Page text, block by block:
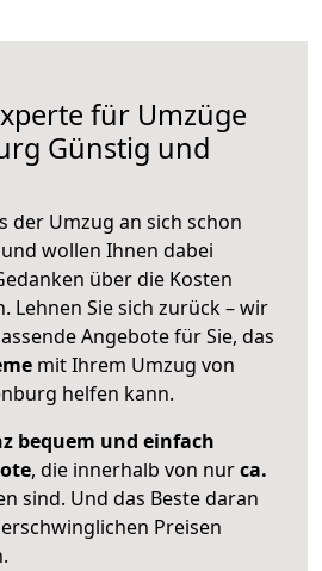
für Umzüge
Günstig und
der Umzug an sich schon
wollen Ihnen dabei
über die Kosten
Lehnen Sie sich zurück – wir
Angebote für Sie, das
mit Ihrem Umzug von
helfen kann.
bequem und einfach
, die innerhalb von nurca.
sind. Und das Beste daran
Preisen